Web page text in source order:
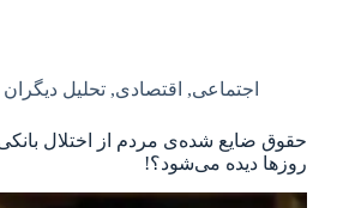
اجتماعی, اقتصادی, تحلیل دیگران
حقوق ضایع شده‌ی مردم از اختلال
روزها دیده می‌شود؟!